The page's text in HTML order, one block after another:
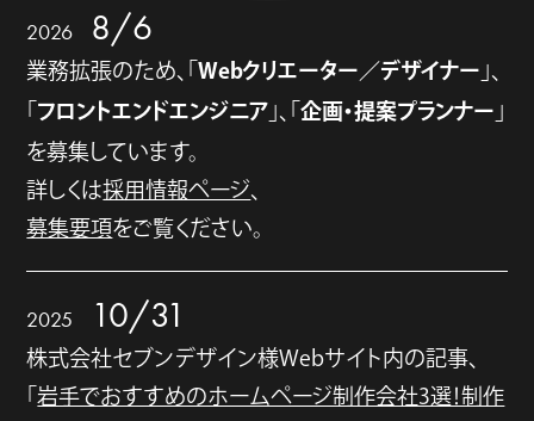
2026 8/6
業務拡張のため、「Webクリエーター／デザイナー 」、
フロントエンドエンジニア 」、「企画・提案プランナー 」
を募集しています。
詳しくは採用情報ページ、
募集要項をご覧ください。
2025 10/31
株式会社セブンデザイン様Webサイト内の記事、
「岩手でおすすめのホームページ制作会社3選！制作